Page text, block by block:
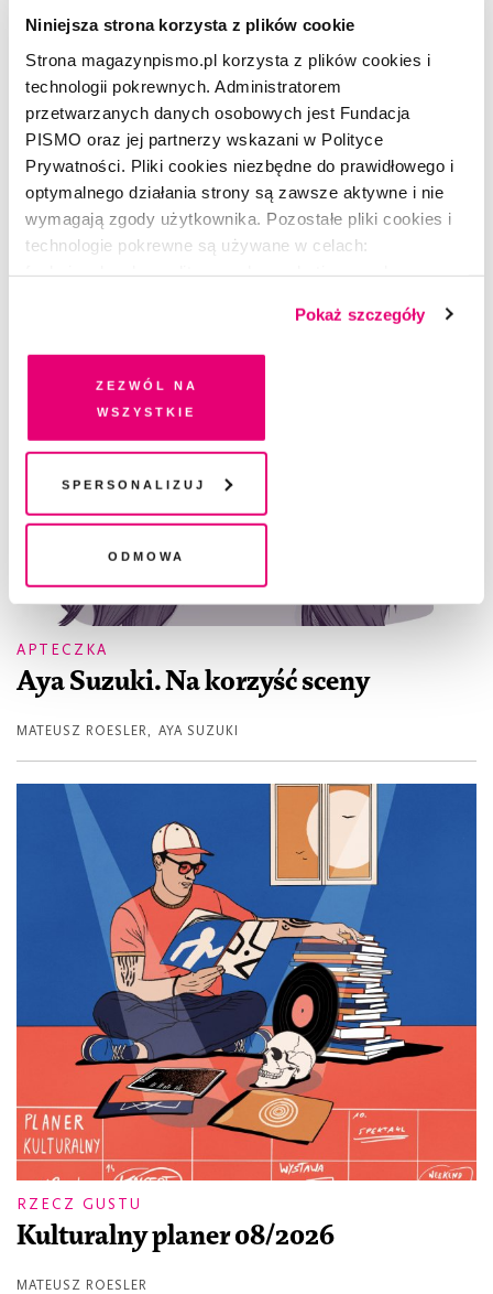
Niniejsza strona korzysta z plików cookie
Strona magazynpismo.pl korzysta z plików cookies i
technologii pokrewnych. Administratorem
przetwarzanych danych osobowych jest Fundacja
PISMO oraz jej partnerzy wskazani w Polityce
Prywatności. Pliki cookies niezbędne do prawidłowego i
optymalnego działania strony są zawsze aktywne i nie
wymagają zgody użytkownika. Pozostałe pliki cookies i
technologie pokrewne są używane w celach:
dobrowolną zgodę na pliki cookies i technologie
pokrewne, zgadzasz się na przechowywanie informacji
na Twoim urządzeniu końcowym lub dostęp do niego i
przetwarzanie danych. Zgodę na wszystkie lub niektóre
chwili wycofać lub ponowić w zakładce "Ustawienia
plików cookie". Wycofanie zgody nie wpływa na
legalność przetwarzania danych przed jej wycofaniem
Pokaż szczegóły
Zezwól na
wszystkie
Spersonalizuj
Odmowa
APTECZKA
Charlie Jeer. Nie jestem typem od
bebopu
CHARLIE JEER , MATEUSZ ROESLER
APTECZKA
Aya Suzuki. Na korzyść sceny
MATEUSZ ROESLER, AYA SUZUKI
RZECZ GUSTU
Kulturalny planer 08/2026
MATEUSZ ROESLER